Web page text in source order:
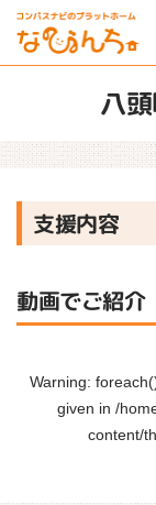
八
支援内容
動画でご紹介
Warning:
given in /
content/